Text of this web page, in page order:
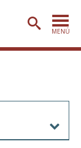
MENÚ